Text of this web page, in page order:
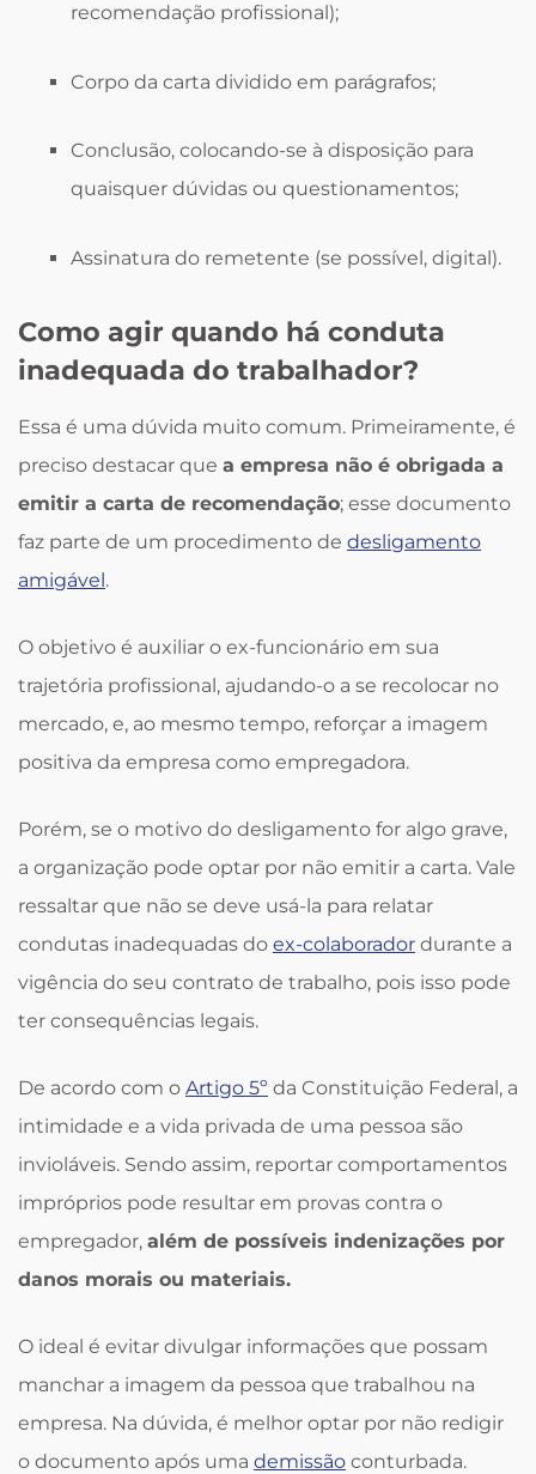
recomendação profissional);
Corpo da carta dividido em parágrafos;
Conclusão, colocando-se à disposição para
quaisquer dúvidas ou questionamentos;
Assinatura do remetente (se possível, digital).
Como agir quando há conduta
inadequada do trabalhador?
Essa é uma dúvida muito comum. Primeiramente, é
preciso destacar que a empresa não é obrigada a
emitir a carta de recomendação; esse documento
faz parte de um procedimento de desligamento
amigável.
O objetivo é auxiliar o ex-funcionário em sua
trajetória profissional, ajudando-o a se recolocar no
mercado, e, ao mesmo tempo, reforçar a imagem
positiva da empresa como empregadora.
Porém, se o motivo do desligamento for algo grave,
a organização pode optar por não emitir a carta. Vale
ressaltar que não se deve usá-la para relatar
condutas inadequadas do ex-colaborador durante a
vigência do seu contrato de trabalho, pois isso pode
ter consequências legais.
De acordo com o Artigo 5º da Constituição Federal, a
intimidade e a vida privada de uma pessoa são
invioláveis. Sendo assim, reportar comportamentos
impróprios pode resultar em provas contra o
empregador, além de possíveis indenizações por
danos morais ou materiais.
O ideal é evitar divulgar informações que possam
manchar a imagem da pessoa que trabalhou na
empresa. Na dúvida, é melhor optar por não redigir
o documento após uma demissão conturbada.